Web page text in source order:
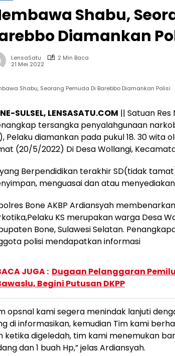
Shabu,
Diamankan
LensaSatu
2 Min Baca
21 Mei 2022
Shabu, Seorang Pemuda Di Barebbo Diamankan Polisi
SULSEL, LENSASATU.COM || Satuan
tersangka penyalahgunaan
Pelaku diamankan pada pukul 18. 30 wita
(20/5/2022) Di Desa Wollangi,
yang Berpendidikan terakhir SD(tidak
menguasai dan atau
Bone AKBP Ardiansyah
KS merupakan warga Desa
Bone, Sulawesi Selatan.
polisi mendapatkan informasi
JUGA : Dugaan Pelanggaran
Begini Putusan DKPP
opsnal kami segera menindak lanjuti
di informasikan, kemudian Tim kami
ketika digeledah, tim kami menemukan
dan 1 buah Hp,” jelas Ardiansyah.